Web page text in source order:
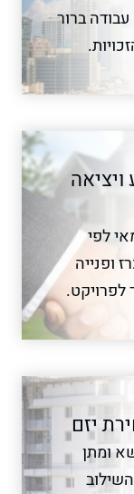
עבודה ברור
לפי
ופנייה
לפרויקט.
יזם
ומתן